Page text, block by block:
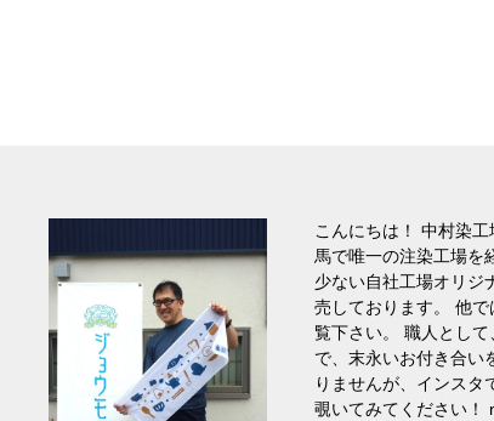
こんにちは！ 中村染
馬で唯一の注染工場を
少ない自社工場オリジ
売しております。 他
覧下さい。 職人とし
で、末永いお付き合い
りませんが、インスタ
覗いてみてください！